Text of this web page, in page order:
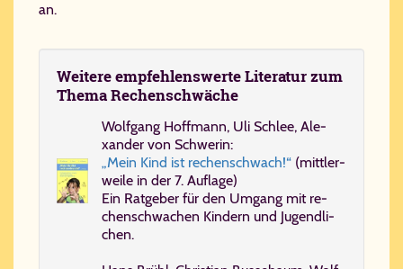
an.
Wei­te­re em­pfeh­lens­wer­te Li­te­ra­tur zum
The­ma Re­chen­schwä­che
Wolf­gang Hoff­mann, Uli Schlee, Ale­
xan­der von Schwe­rin:
„Mein Kind ist re­chen­schwach!“ (mitt­ler­
wei­le in der 7. Auf­la­ge)
Ein Rat­ge­ber für den Um­gang mit re­
chen­schwa­chen Kin­dern und Ju­gend­li­
chen.